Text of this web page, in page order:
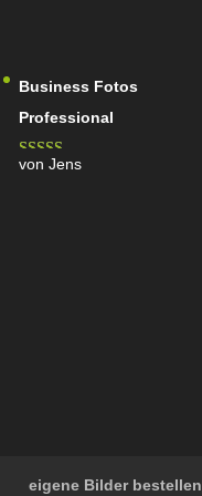
Business Fotos
Professional
Bewertet mit
von Jens
eigene Bilder bestellen